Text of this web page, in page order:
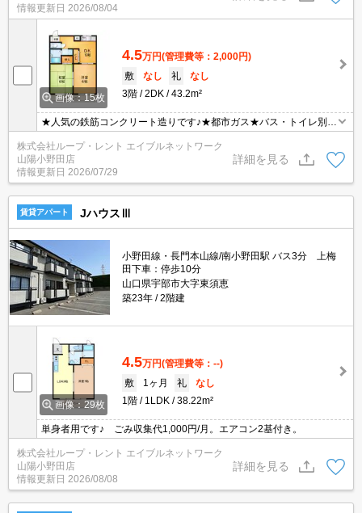
情報更新日 2026/08/04
画像：15枚
4.5万円(管理費等：2,000円)
敷
なし 礼
なし
3階
2DK 43.2m²
★人気の鉄筋コンクリート造りです♪★都市ガス★バス・トイレ別、
洗濯機置き場も室内です★周辺にサンパ－クがあり、買い物にも便
利です★コンビニが目の前にありとても便利です♪
株式会社ループ・レント エイブルネットワーク
山陽小野田店
情報更新日 2026/07/29
詳細を見る
賃貸アパート JハウスⅢ
小野田線・長門本山線/南小野田駅 バス3分 上梅
田下車：停歩10分
山口県宇部市大字東須恵
築23年
2階建
画像：29枚
4.5万円(管理費等：--)
敷
1ヶ月 礼
なし
1階
1LDK 38.22m²
単身者用です♪ ごみ収集代1,000円/月。エアコン2基付き。
株式会社ループ・レント エイブルネットワーク
山陽小野田店
情報更新日 2026/08/08
詳細を見る